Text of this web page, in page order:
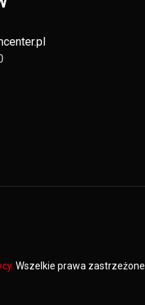
Wszelkie prawa zastrzeżone.